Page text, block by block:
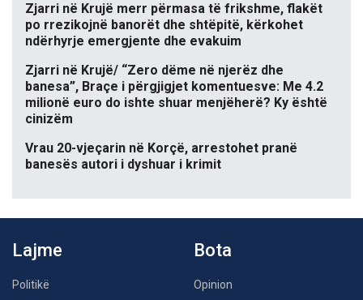
Zjarri në Krujë merr përmasa të frikshme, flakët
po rrezikojnë banorët dhe shtëpitë, kërkohet
ndërhyrje emergjente dhe evakuim
Zjarri në Krujë/ “Zero dëme në njerëz dhe
banesa”, Braçe i përgjigjet komentuesve: Me 4.2
milionë euro do ishte shuar menjëherë? Ky është
cinizëm
Vrau 20-vjeçarin në Korçë, arrestohet pranë
banesës autori i dyshuar i krimit
Lajme
Politikë
Bota
Opinion